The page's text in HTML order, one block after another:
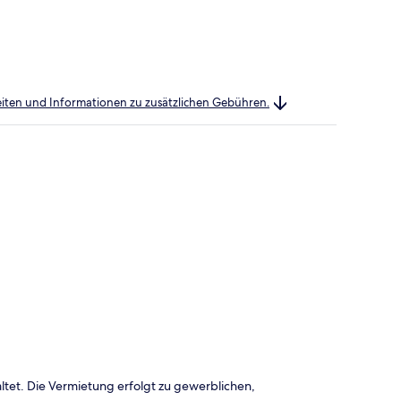
und Informationen zu zusätzlichen Gebühren.
Die Vermietung erfolgt zu gewerblichen,